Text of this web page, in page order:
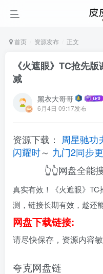
首页 资源发布 正文
《火遮眼》TC抢先
减
黑衣大哥哥
6月4日 09:17发布
资源下载： 周星驰功
闪耀时～ 九门2同步
👆👆网盘全能
真实有效！《火遮眼》
测，链接长期有效，趁还
网盘下载链接:
请尽快保存，资源内容
夸克网盘链